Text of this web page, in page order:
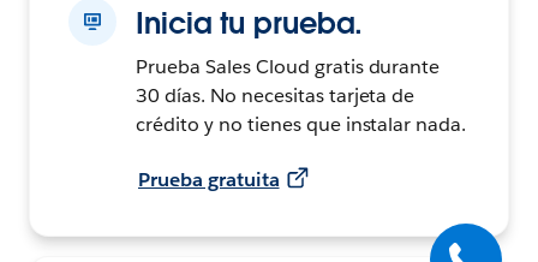
Inicia tu prueba.
Prueba Sales Cloud gratis durante
30 días. No necesitas tarjeta de
crédito y no tienes que instalar nada.
Prueba gratuita